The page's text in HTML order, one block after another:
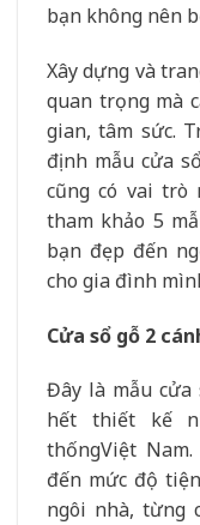
bạn không nên
Xây dựng và
quan trọng mà
gian, tâm sức.
định mẫu cửa
cũng có vai trò
tham khảo 5
bạn đẹp đến
cho gia đình
Cửa sổ gỗ 2
Đây là mẫu
hết thiết kế
thốngViệt
đến mức độ
ngôi nhà, từng